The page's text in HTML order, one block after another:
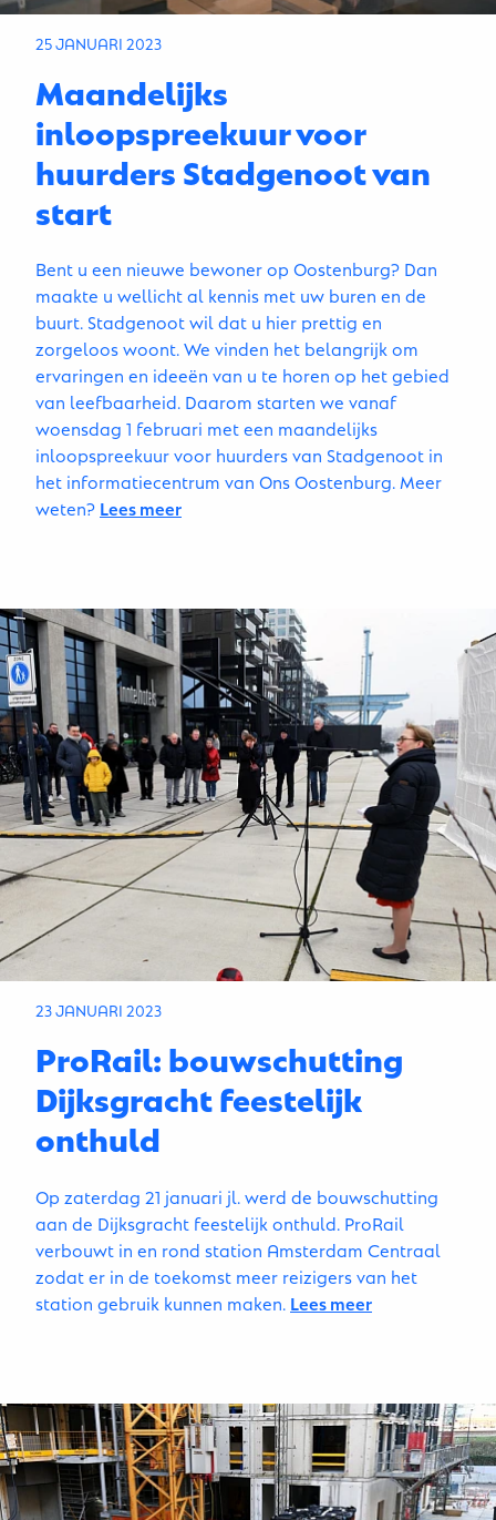
25 JANUARI 2023
Maandelijks
inloopspreekuur voor
huurders Stadgenoot van
start
Bent u een nieuwe bewoner op Oostenburg? Dan
maakte u wellicht al kennis met uw buren en de
buurt. Stadgenoot wil dat u hier prettig en
zorgeloos woont. We vinden het belangrijk om
ervaringen en ideeën van u te horen op het gebied
van leefbaarheid. Daarom starten we vanaf
woensdag 1 februari met een maandelijks
inloopspreekuur voor huurders van Stadgenoot in
het informatiecentrum van Ons Oostenburg. Meer
weten? Lees meer
23 JANUARI 2023
ProRail: bouwschutting
Dijksgracht feestelijk
onthuld
Op zaterdag 21 januari jl. werd de bouwschutting
aan de Dijksgracht feestelijk onthuld. ProRail
verbouwt in en rond station Amsterdam Centraal
zodat er in de toekomst meer reizigers van het
station gebruik kunnen maken. Lees meer